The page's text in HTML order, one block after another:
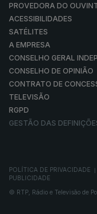
PROVEDORA DO
ACESSIBILIDADES
SATÉLITES
A EMPRESA
CONSELHO GERAL
CONSELHO DE OPINIÃO
CONTRATO DE
TELEVISÃO
RGPD
GESTÃO DAS
POLÍTICA DE PRIVACIDADE
PUBLICIDADE
© RTP, Rádio e Televisão de